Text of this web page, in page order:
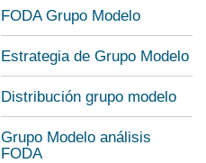
FODA Grupo Modelo
Estrategia de Grupo Modelo
Distribución grupo modelo
Grupo Modelo análisis
FODA